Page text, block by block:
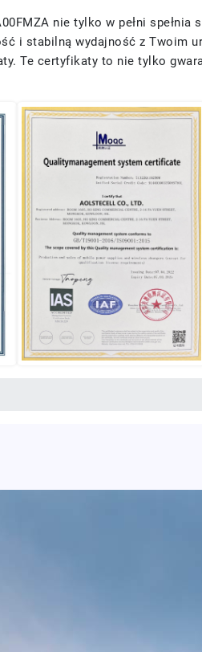
nie tylko w pełni
i stabilną wydajność z Twoim
Te certyfikaty to nie tylko